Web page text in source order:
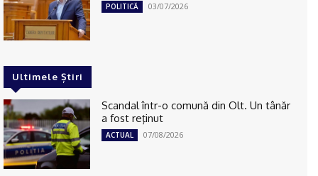
POLITICĂ 03/07/2026
Ultimele Știri
Scandal într-o comună din Olt. Un tânăr
a fost reţinut
ACTUAL 07/08/2026